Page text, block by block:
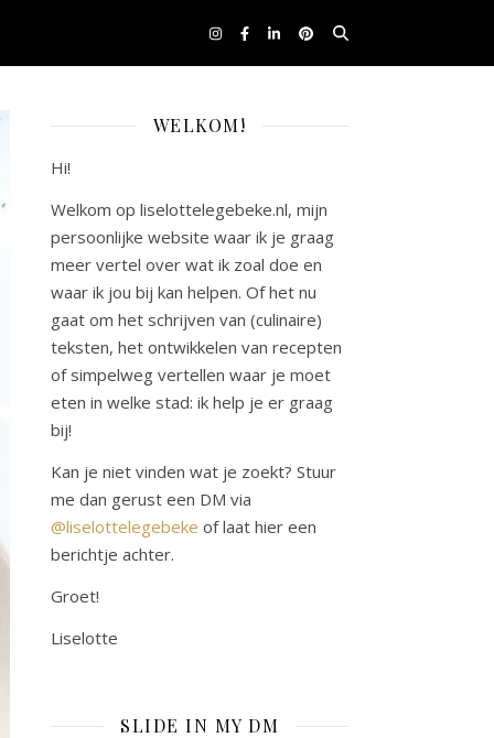
WELKOM!
Hi!
Welkom op liselottelegebeke.nl, mijn
persoonlijke website waar ik je graag
meer vertel over wat ik zoal doe en
waar ik jou bij kan helpen. Of het nu
gaat om het schrijven van (culinaire)
teksten, het ontwikkelen van recepten
of simpelweg vertellen waar je moet
eten in welke stad: ik help je er graag
bij!
Kan je niet vinden wat je zoekt? Stuur
me dan gerust een DM via
@liselottelegebeke of laat hier een
berichtje achter.
Groet!
Liselotte
SLIDE IN MY DM